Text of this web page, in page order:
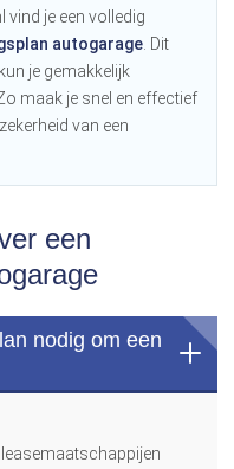
je een volledig
autogarage . Dit
je gemakkelijk
maak je snel en effectief
van een
een
nodig om een